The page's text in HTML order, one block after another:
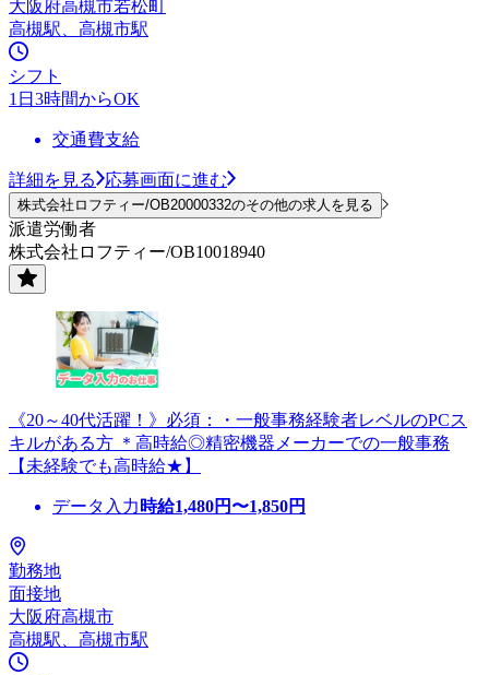
大阪府高槻市若松町
高槻駅、高槻市駅
シフト
1日3時間からOK
交通費支給
詳細を見る 応募画面に進む
株式会社ロフティー/OB20000332のその他の求人を見る
派遣労働者
株式会社ロフティー/OB10018940
《20～40代活躍！》必須：・一般事務経験者レベルのPCス
キルがある方 ＊高時給◎精密機器メーカーでの一般事務
【未経験でも高時給★】
データ入力 時給1,480円〜1,850円
勤務地
面接地
大阪府高槻市
高槻駅、高槻市駅